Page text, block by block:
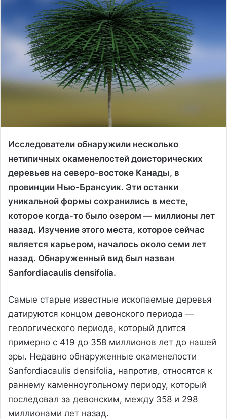
Исследователи обнаружили несколько
нетипичных окаменелостей доисторических
деревьев на северо-востоке Канады, в
провинции Нью-Брансуик. Эти останки
уникальной формы сохранились в месте,
которое когда-то было озером — миллионы лет
назад. Изучение этого места, которое сейчас
является карьером, началось около семи лет
назад. Обнаруженный вид был назван
Sanfordiacaulis densifolia.
Самые старые известные ископаемые деревья
датируются концом девонского периода —
геологического периода, который длится
примерно с 419 до 358 миллионов лет до нашей
эры. Недавно обнаруженные окаменелости
Sanfordiacaulis densifolia, напротив, относятся к
раннему каменноугольному периоду, который
последовал за девонским, между 358 и 298
миллионами лет назад.